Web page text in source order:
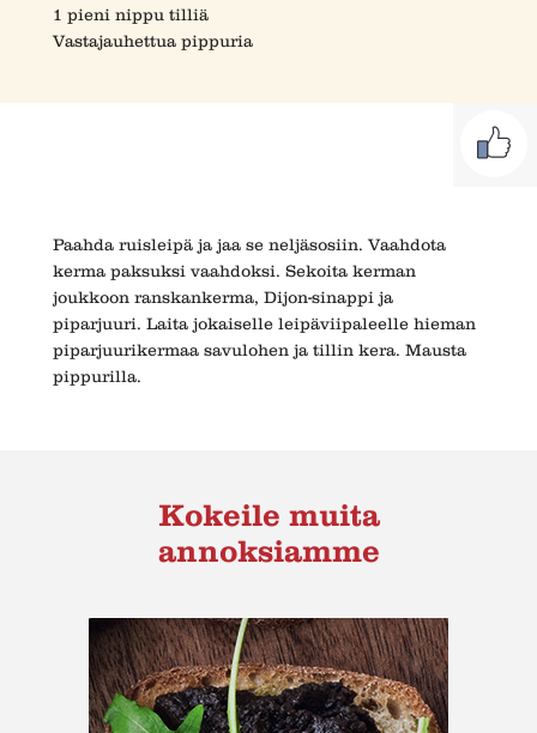
1 pieni nippu tilliä
Vastajauhettua pippuria
Paahda ruisleipä ja jaa se neljäsosiin. Vaahdota
kerma paksuksi vaahdoksi. Sekoita kerman
joukkoon ranskankerma, Dijon-sinappi ja
piparjuuri. Laita jokaiselle leipäviipaleelle hieman
piparjuurikermaa savulohen ja tillin kera. Mausta
pippurilla.
Kokeile muita
annoksiamme